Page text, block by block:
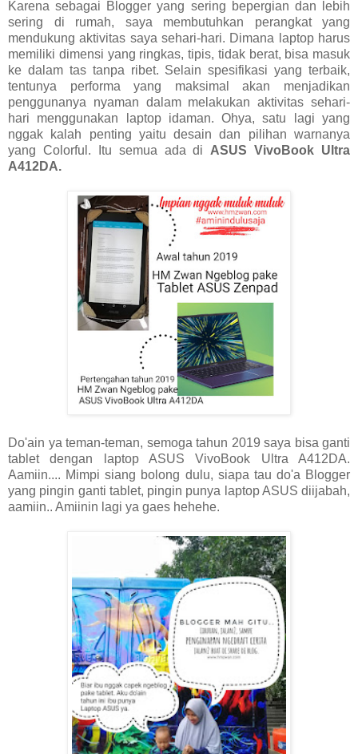
Karena sebagai Blogger yang sering bepergian dan lebih
sering di rumah, saya membutuhkan perangkat yang
mendukung aktivitas saya sehari-hari. Dimana laptop harus
memiliki dimensi yang ringkas, tipis, tidak berat, bisa masuk
ke dalam tas tanpa ribet. Selain spesifikasi yang terbaik,
tentunya performa yang maksimal akan menjadikan
penggunanya nyaman dalam melakukan aktivitas sehari-
hari menggunakan laptop idaman. Ohya, satu lagi yang
nggak kalah penting yaitu desain dan pilihan warnanya
yang Colorful. Itu semua ada di ASUS VivoBook Ultra
A412DA.
Do'ain ya teman-teman, semoga tahun 2019 saya bisa ganti
tablet dengan laptop ASUS VivoBook Ultra A412DA.
Aamiin.... Mimpi siang bolong dulu, siapa tau do'a Blogger
yang pingin ganti tablet, pingin punya laptop ASUS diijabah,
aamiin.. Amiinin lagi ya gaes hehehe.